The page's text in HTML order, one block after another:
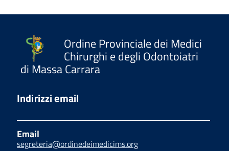
Ordine Provinciale dei Medici
Chirurghi e degli Odontoiatri
di Massa Carrara
Indirizzi email
Email
segreteria@ordinedeimedicims.org